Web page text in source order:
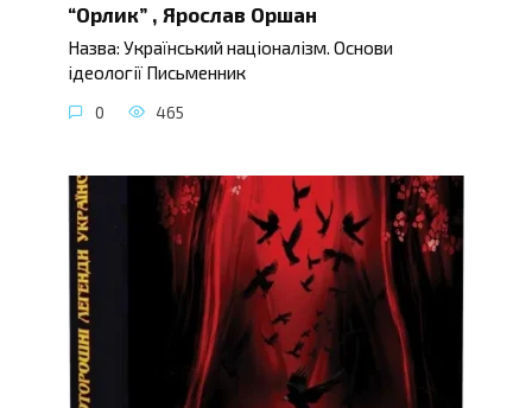
“Орлик” , Ярослав Оршан
Назва: Український націоналізм. Основи
ідеології Письменник
0 465